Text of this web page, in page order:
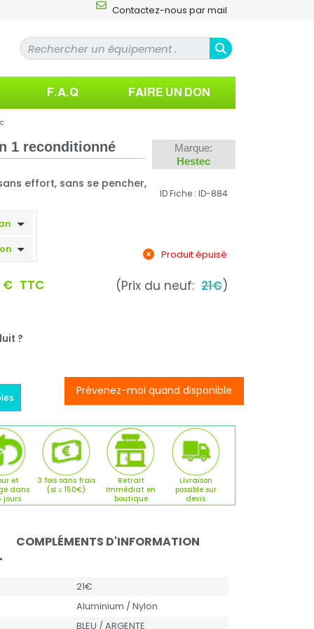
Contactez-nous par mail
F.A.Q FAIRE UN DON
1 reconditionné
effort, sans se pencher,
Marque:
Hestec
ID Fiche : ID-884
Produit épuisé
€ TTC (Prix du neuf:21€)
?
Prévenez-moi quand disponible
et
dans
jours
3 fois sans frais
(si ≥ 150€)
Retrait
Immédiat en
boutique
Livraison
possible sur
devis
COMPLÉMENTS D'INFORMATION
21€
Aluminium / Nylon
BLEU / ARGENTE